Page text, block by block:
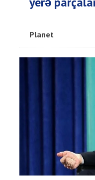
Planet